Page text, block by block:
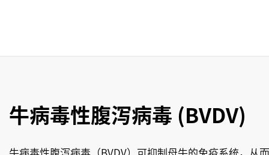
牛病毒性腹泻病毒 (BVDV)